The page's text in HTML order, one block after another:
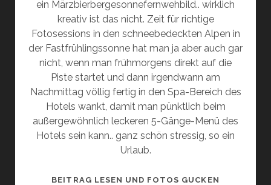
ein Märzbierbergesonnefernwehbild.. wirklich
kreativ ist das nicht. Zeit für richtige
Fotosessions in den schneebedeckten Alpen in
der Fastfrühlingssonne hat man ja aber auch gar
nicht, wenn man frühmorgens direkt auf die
Piste startet und dann irgendwann am
Nachmittag völlig fertig in den Spa-Bereich des
Hotels wankt, damit man pünktlich beim
außergewöhnlich leckeren 5-Gänge-Menü des
Hotels sein kann.. ganz schön stressig, so ein
Urlaub.
BEITRAG LESEN UND FOTOS GUCKEN